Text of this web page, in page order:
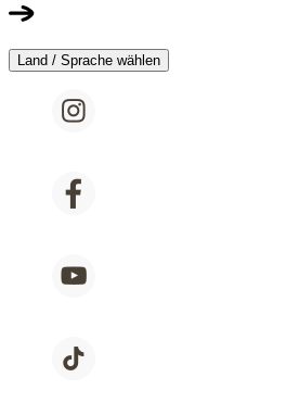
Land / Sprache wählen